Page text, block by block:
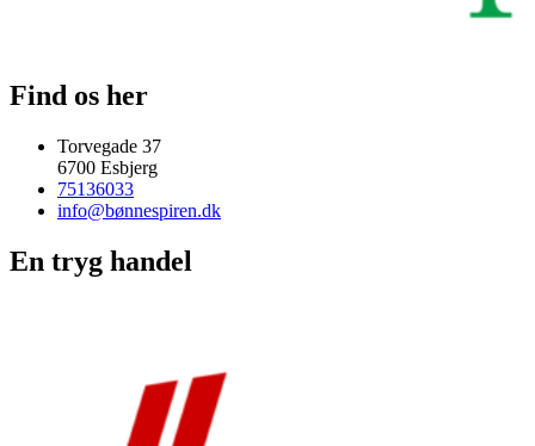
Find os her
Torvegade 37
6700 Esbjerg
75136033
info@bønnespiren.dk
En tryg handel